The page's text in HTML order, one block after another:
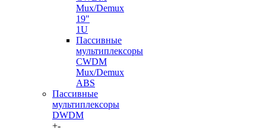
Mux/Demux
19"
1U
Пассивные
мультиплексоры
CWDM
Mux/Demux
ABS
Пассивные
мультиплексоры
DWDM
+-